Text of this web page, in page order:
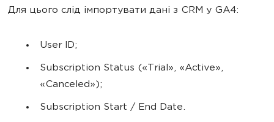
Для цього слід імпортувати дані з CRM у GA4:
User ID;
Subscription Status («Trial», «Active»,
«Canceled»);
Subscription Start / End Date.